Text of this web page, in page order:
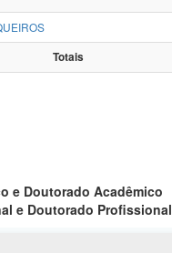
Totais
e Doutorado Acadêmico
e Doutorado Profissional